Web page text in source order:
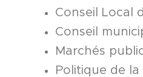
Conseil Local
Conseil
Marchés
Politique de la